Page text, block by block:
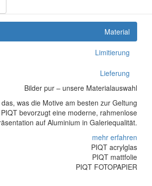
Material
Limitierung
Lieferung
Bilder pur – unsere Materialauswahl
was die Motive am besten zur Geltung
bevorzugt eine moderne, rahmenlose
auf Aluminium in Galeriequalität.
mehr erfahren